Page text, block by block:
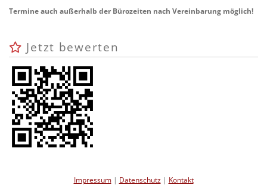
Termine auch außerhalb der Bürozeiten nach Vereinbarung möglich!
 Jetzt bewerten
Impressum| Datenschutz| Kontakt